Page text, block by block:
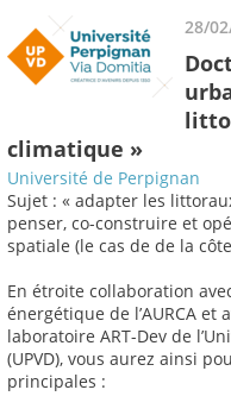
28/
climatique »
Université de Perpignan
Sujet : « adapter les
penser, co-construire et
spatiale (le cas de de la
En étroite collaboration
énergétique de l’AURCA et
laboratoire ART-Dev de
(UPVD), vous aurez ainsi
principales :